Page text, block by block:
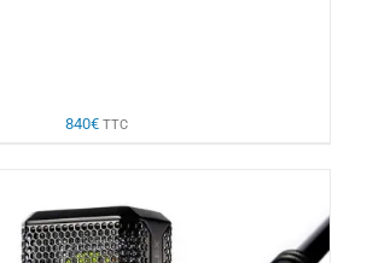
840€ TTC